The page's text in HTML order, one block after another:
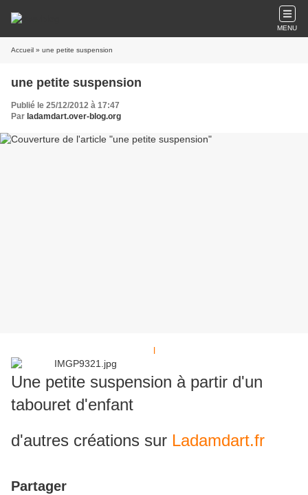
MENU
Accueil » une petite suspension
une petite suspension
Publié le 25/12/2012 à 17:47
Par ladamdart.over-blog.org
l
Une petite suspension à partir d'un
tabouret d'enfant
d'autres créations sur Ladamdart.fr
Partager